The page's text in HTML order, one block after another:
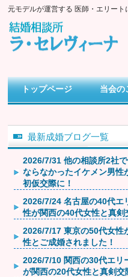
元モデルが運営する 医師・エリート
トップページ 当会の
最新成婚ブログ一覧
2026/7/31 他の相談所2社
ならなかったイケメン男性
初仮交際に！
2026/7/24 名古屋の40代エ
性が関西の40代女性と真剣
2026/7/17 東京の50代女性
性とご成婚されました！
2026/7/10 関西の30代エリ
が関西の20代女性と真剣交